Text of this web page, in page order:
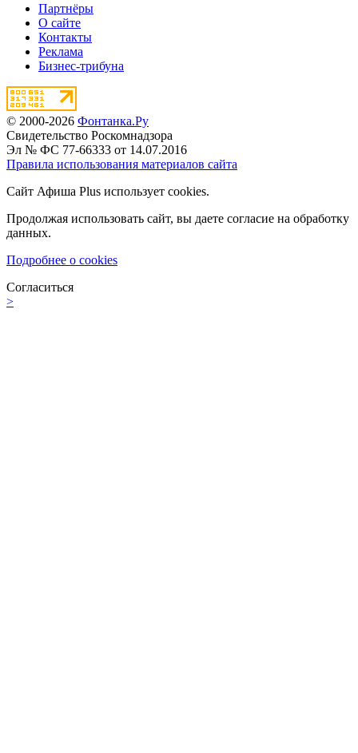
Партнёры
О сайте
Контакты
Реклама
Бизнес-трибуна
© 2000-2026 Фонтанка.Ру
Свидетельство Роскомнадзора
Эл № ФС 77-66333 от 14.07.2016
Правила использования материалов сайта
Сайт Афиша Plus использует cookies.
Продолжая использовать сайт, вы даете согласие на обработку
данных.
Подробнее о cookies
Согласиться
>